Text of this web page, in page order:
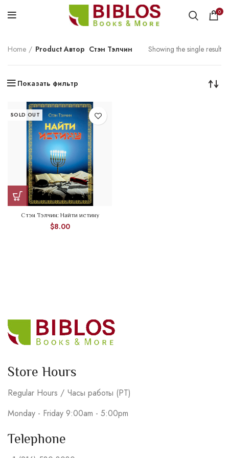
0
Home Product Автор Стэн Тэлчин Showing the single result
Показать фильтр
SOLD OUT
Стэн Тэлчин: Найти истину
$8.00
Store Hours
Regular Hours / Часы работы (PT)
Monday - Friday 9:00am - 5:00pm
Telephone